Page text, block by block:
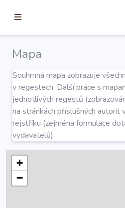
Úvod
Edice
Regesty
Hledat
Mapa
Souhrnná mapa zobrazuje
v regestech. Další práce s
jednotlivých regestů
na stránkách příslušných autorit
rejstříku (zejména formulace
vydavatelů).
+
−